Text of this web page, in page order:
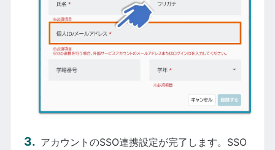
アカウントのSSO連携設定が完了します。SSO